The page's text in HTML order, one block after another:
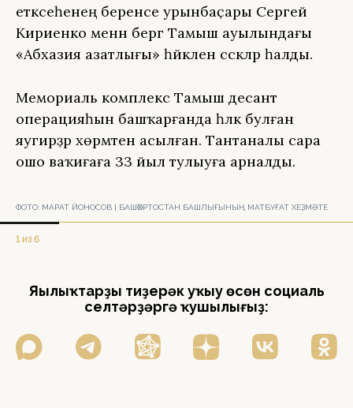
етәксеһенең беренсе урынбаҫары Сергей
Кириенко менән бергә Тамыш ауылындағы
«Абхазия азатлығы» һәйкәленә сәскәләр һалды.
Мемориаль комплекс Тамыш десант
операцияһын башҡарғанда һәләк булған
яугирҙәр хөрмәтенә асылған. Тантаналы сара
ошо ваҡиғаға 33 йыл тулыуға арналды.
ФОТО: МАРАТ ЙОНОСОВ | БАШҠОРТОСТАН БАШЛЫҒЫНЫҢ МАТБУҒАТ ХЕҘМӘТЕ
1 из 6
Яңылыҡтарҙы тиҙерәк уҡыу өсөн социаль
селтәрҙәргә ҡушылығыҙ: